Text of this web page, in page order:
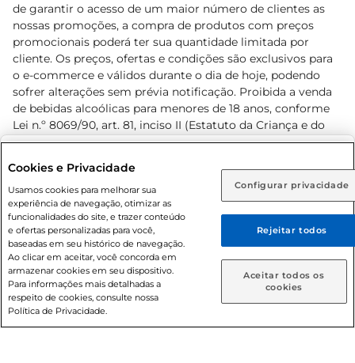
Rio de Janeiro (RJ) Goiás (GO)
Ou
Caso queira comprar online, informe como deseja receber
suas compras:
Entrega em casa Retire em Loja
de garantir o acesso de um maior número de clientes as
nossas promoções, a compra de produtos com preços
promocionais poderá ter sua quantidade limitada por
cliente. Os preços, ofertas e condições são exclusivos para
o e-commerce e válidos durante o dia de hoje, podendo
sofrer alterações sem prévia notificação. Proibida a venda
de bebidas alcoólicas para menores de 18 anos, conforme
Lei n.º 8069/90, art. 81, inciso II (Estatuto da Criança e do
Adolescente). Preços e condições exclusivos para o
prévio. O valor mínimo para as compras on-line é de R$
80,00.
© 2026 Copyright. Todos os direitos
reservados Prezunic.
Cookies e Privacidade
Usamos cookies para melhorar sua
experiência de navegação, otimizar as
funcionalidades do site, e trazer conteúdo
e ofertas personalizadas para você,
baseadas em seu histórico de navegação.
Ao clicar em aceitar, você concorda em
armazenar cookies em seu dispositivo.
Para informações mais detalhadas a
respeito de cookies, consulte nossa
Política de Privacidade.
Configurar privacidade
Rejeitar todos
Aceitar todos os
cookies